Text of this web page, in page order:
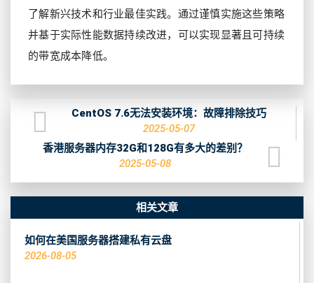
了解新兴技术和行业最佳实践。通过谨慎实施这些策略
并基于实际性能数据持续改进，可以实现显著且可持续
的带宽成本降低。
CentOS 7.6无法安装环境：故障排除技巧
2025-05-07
香港服务器内存32G和128G有多大的差别？
2025-05-08
相关文章
如何在美国服务器搭建私有云盘
2026-08-05